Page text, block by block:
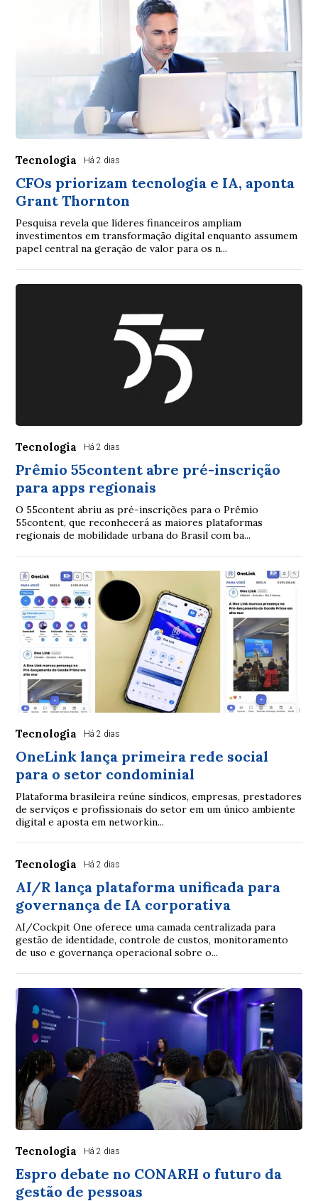
Tecnologia Há 2 dias
CFOs priorizam tecnologia e IA, aponta
Grant Thornton
Pesquisa revela que líderes financeiros ampliam
investimentos em transformação digital enquanto assumem
papel central na geração de valor para os n...
Tecnologia Há 2 dias
Prêmio 55content abre pré-inscrição
para apps regionais
O 55content abriu as pré-inscrições para o Prêmio
55content, que reconhecerá as maiores plataformas
regionais de mobilidade urbana do Brasil com ba...
Tecnologia Há 2 dias
OneLink lança primeira rede social
para o setor condominial
Plataforma brasileira reúne síndicos, empresas, prestadores
de serviços e profissionais do setor em um único ambiente
digital e aposta em networkin...
Tecnologia Há 2 dias
AI/R lança plataforma unificada para
governança de IA corporativa
AI/Cockpit One oferece uma camada centralizada para
gestão de identidade, controle de custos, monitoramento
de uso e governança operacional sobre o...
Tecnologia Há 2 dias
Espro debate no CONARH o futuro da
gestão de pessoas